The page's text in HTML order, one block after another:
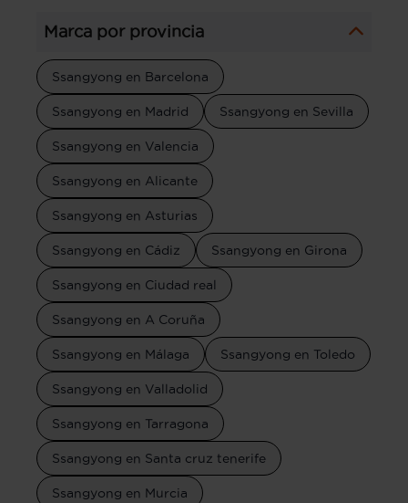
Marca por provincia
Ssangyong en Barcelona
Ssangyong en Madrid Ssangyong en Sevilla
Ssangyong en Valencia
Ssangyong en Alicante
Ssangyong en Asturias
Ssangyong en Cádiz Ssangyong en Girona
Ssangyong en Ciudad real
Ssangyong en A Coruña
Ssangyong en Málaga Ssangyong en Toledo
Ssangyong en Valladolid
Ssangyong en Tarragona
Ssangyong en Santa cruz tenerife
Ssangyong en Murcia